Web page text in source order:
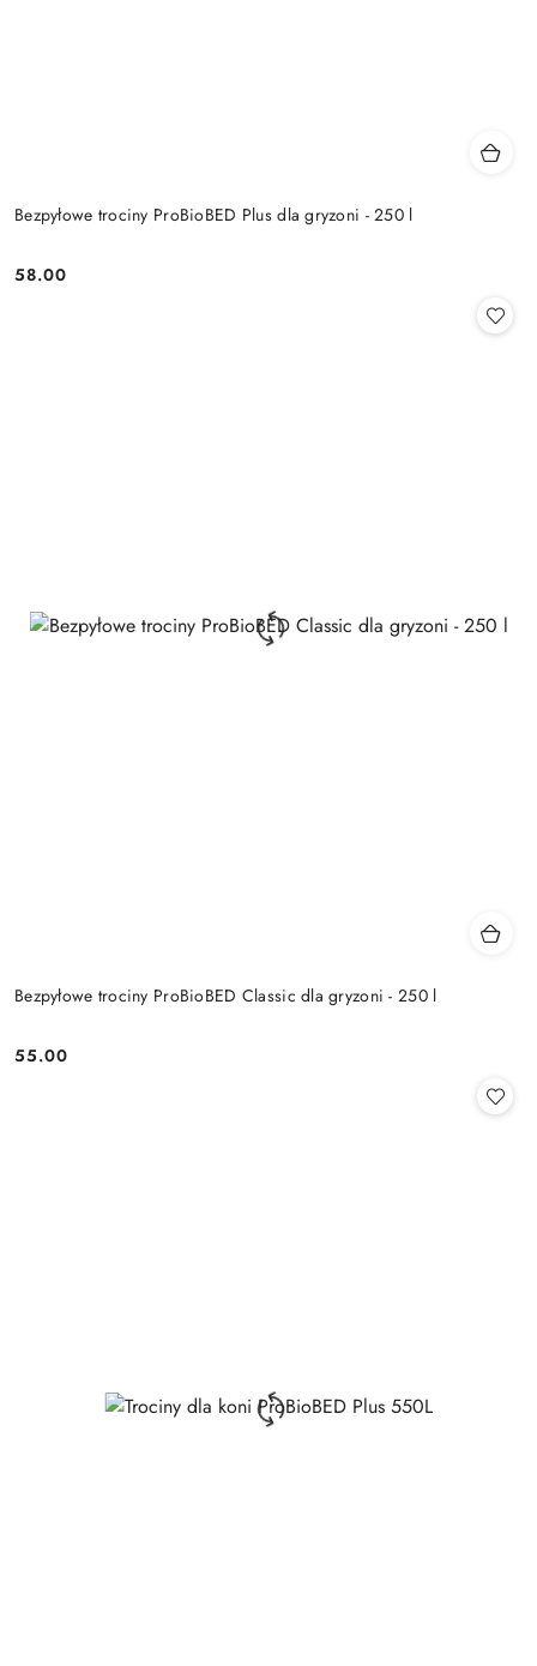
Bezpyłowe trociny ProBioBED Plus dla gryzoni - 250 l
Cena:
58.00
Bezpyłowe trociny ProBioBED Classic dla gryzoni - 250 l
Cena:
55.00